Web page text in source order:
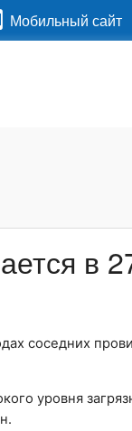
Мобильный сайт
в
соседних
уровня